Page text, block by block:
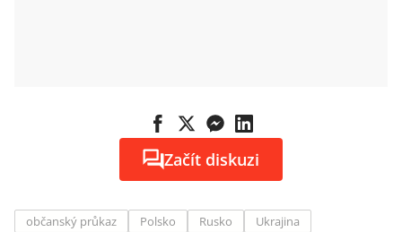
Začít diskuzi
občanský průkaz Polsko Rusko
Ukrajina